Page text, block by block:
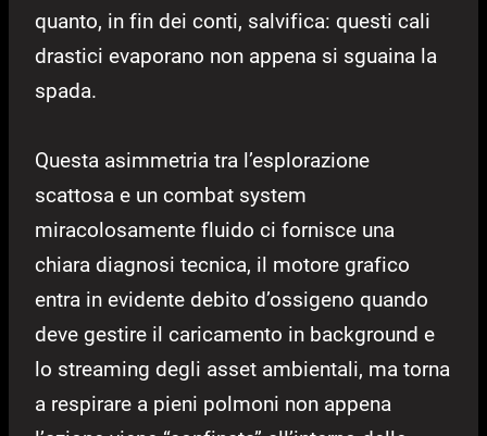
quanto, in fin dei conti, salvifica: questi cali
drastici evaporano non appena si sguaina la
spada.
Questa asimmetria tra l’esplorazione
scattosa e un combat system
miracolosamente fluido ci fornisce una
chiara diagnosi tecnica, il motore grafico
entra in evidente debito d’ossigeno quando
deve gestire il caricamento in background e
lo streaming degli asset ambientali, ma torna
a respirare a pieni polmoni non appena